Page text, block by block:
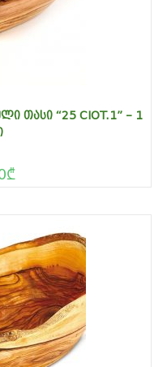
ᲗᲐᲡᲘ “25 CIOT.1” – 1
₾